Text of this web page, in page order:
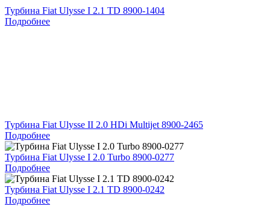
Турбина Fiat Ulysse I 2.1 TD 8900-1404
Подробнее
Турбина Fiat Ulysse II 2.0 HDi Multijet 8900-2465
Подробнее
Турбина Fiat Ulysse I 2.0 Turbo 8900-0277
Подробнее
Турбина Fiat Ulysse I 2.1 TD 8900-0242
Подробнее